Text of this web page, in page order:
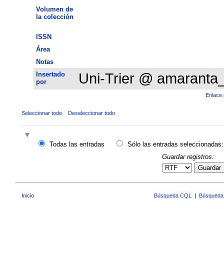
Volumen de
la colección
ISSN
Área
Notas
Insertado
por
Uni-Trier @
Enlace
Seleccionar todo Deseleccionar todo
Todas las entradas
Sólo las entradas seleccionadas:
Guardar registros:
Guardar
Inicio Búsqueda CQL